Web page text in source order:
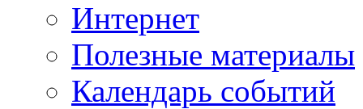
Интернет
Полезные материалы
Календарь событий